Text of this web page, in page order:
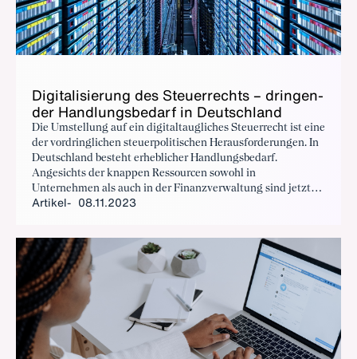
Di­gi­ta­li­sie­rung des Steu­er­rechts – drin­gen­
der Hand­lungs­be­darf in Deutsch­land
Die Umstellung auf ein digitaltaugliches Steuerrecht ist eine
der vordringlichen steuerpolitischen Herausforderungen. In
Deutschland besteht erheblicher Handlungsbedarf.
Angesichts der knappen Ressourcen sowohl in
Unternehmen als auch in der Finanzverwaltung sind jetzt
weitreichende Verbesserungen und Fortschritte notwendig.
Artikel 08.11.2023